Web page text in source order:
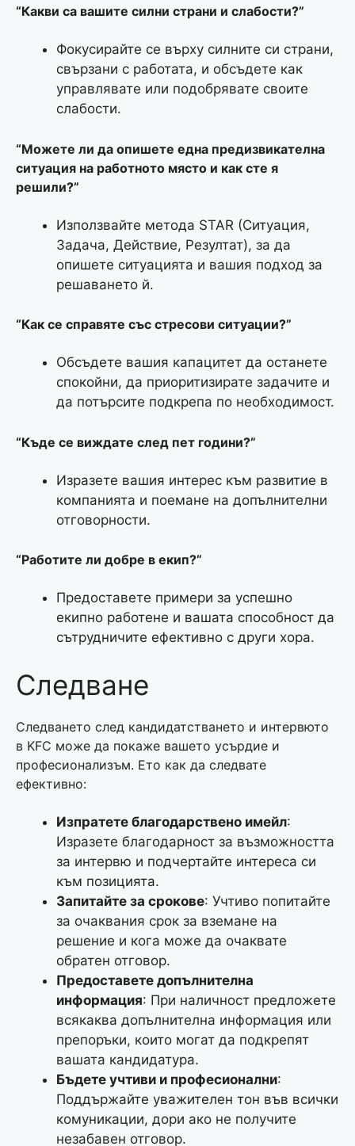
“Какви са вашите силни страни и слабости?”
Фокусирайте се върху силните си страни,
свързани с работата, и обсъдете как
управлявате или подобрявате своите
слабости.
“Можете ли да опишете една предизвикателна
ситуация на работното място и как сте я
решили?”
Използвайте метода STAR (Ситуация,
Задача, Действие, Резултат), за да
опишете ситуацията и вашия подход за
решаването й.
“Как се справяте със стресови ситуации?”
Обсъдете вашия капацитет да останете
спокойни, да приоритизирате задачите и
да потърсите подкрепа по необходимост.
“Къде се виждате след пет години?”
Изразете вашия интерес към развитие в
компанията и поемане на допълнителни
отговорности.
“Работите ли добре в екип?”
Предоставете примери за успешно
екипно работене и вашата способност да
сътрудничите ефективно с други хора.
Следване
Следването след кандидатстването и интервюто
в KFC може да покаже вашето усърдие и
професионализъм. Ето как да следвате
ефективно:
Изпратете благодарствено имейл:
Изразете благодарност за възможността
за интервю и подчертайте интереса си
към позицията.
Запитайте за срокове: Учтиво попитайте
за очаквания срок за вземане на
решение и кога може да очаквате
обратен отговор.
Предоставете допълнителна
информация: При наличност предложете
всякаква допълнителна информация или
препоръки, които могат да подкрепят
вашата кандидатура.
Бъдете учтиви и професионални:
Поддържайте уважителен тон във всички
комуникации, дори ако не получите
незабавен отговор.